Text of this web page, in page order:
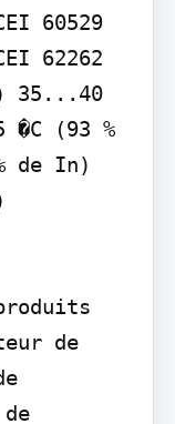
60529
62262
35...40
(93 %
de In)
de